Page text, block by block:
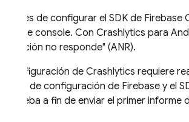
Después de configurar el SDK de Firebase
Firebase console. Con Crashlytics para
"Aplicación no responde" (ANR).
La configuración de Crashlytics requiere
archivo de configuración de Firebase y el
de prueba a fin de enviar el primer informe